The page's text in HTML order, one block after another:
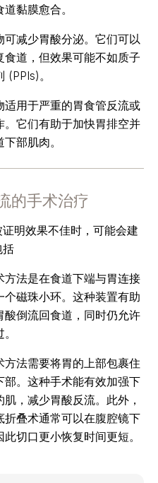
黏膜愈合。
可减少胃酸分泌。它们可以
食道，但效果可能不如质子
(PPIs)。
适用于严重的胃食管反流或
。它们有助于加快胃排空并
部肌肉。
的手术治疗
明效果不佳时，可能会建
括
方法是在食道下端与胃连接
个磁珠小环。这种装置有助
酸倒流回食道，同时仍允许
方法需要将胃的上部包裹住
部。这种手术能有效加强下
肌，减少胃酸反流。此外，
折叠术通常可以在腹腔镜下
切口更小恢复时间更短。